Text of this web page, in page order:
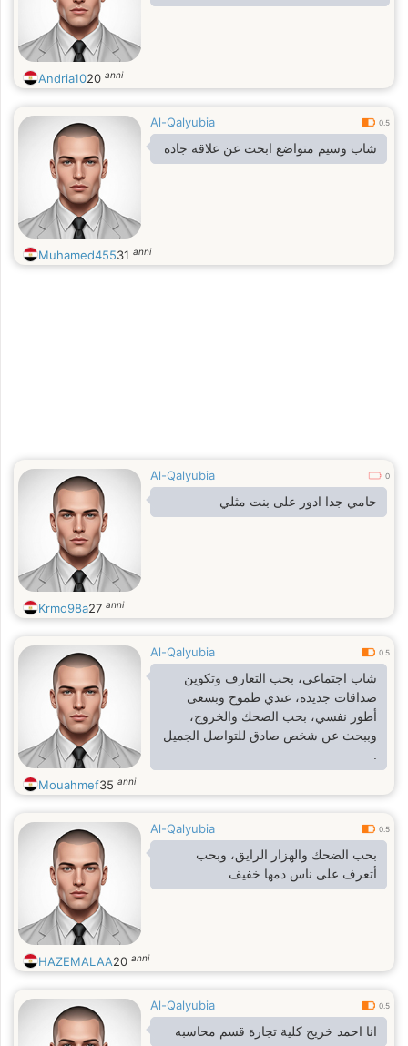
Andria1020 anni
Al-Qalyubia 0.5
شاب وسيم متواضع ابحث عن علاقه جاده
Muhamed45531 anni
Al-Qalyubia 0
حامي جدا ادور على بنت مثلي
Krmo98a27 anni
Al-Qalyubia 0.5
شاب اجتماعي، بحب التعارف وتكوين
صداقات جديدة، عندي طموح وبسعى
أطور نفسي، بحب الضحك والخروج،
وببحث عن شخص صادق للتواصل الجميل
Mouahmef35 anni
Al-Qalyubia 0.5
بحب الضحك والهزار الرايق، وبحب
أتعرف على ناس دمها خفيف
HAZEMALAA20 anni
Al-Qalyubia 0.5
انا احمد خريج كلية تجارة قسم محاسبه